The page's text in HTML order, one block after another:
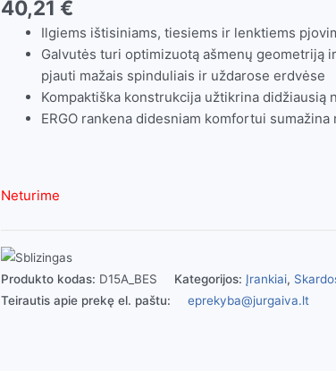
40,21 €
Ilgiems ištisiniams, tiesiems ir lenktiems
Galvutės turi optimizuotą ašmenų geometriją
pjauti mažais spinduliais ir uždarose erdvėse
Kompaktiška konstrukcija užtikrina didžiausią
ERGO rankena didesniam komfortui sumažina
Neturime
Produkto kodas: D15A_BES Kategorijos: Įrankiai,
Teirautis apie prekę el. paštu:
eprekyba@jurgaiva.lt